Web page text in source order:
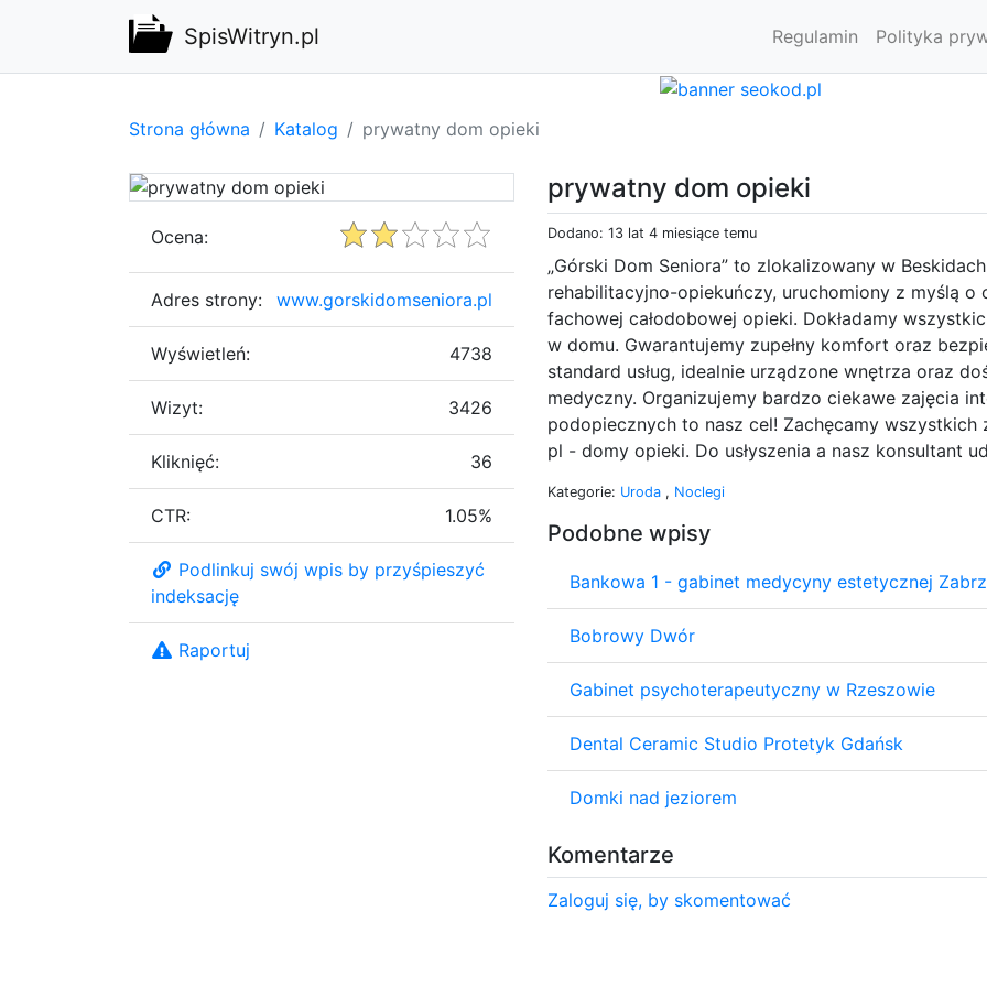
SpisWitryn.pl Regulamin Polityka
Strona główna Katalog prywatny dom opieki
prywatny dom opieki
Dodano: 13 lat 4 miesiące temu
„Górski Dom Seniora” to zlokalizowany w
rehabilitacyjno-opiekuńczy, uruchomiony z myślą
fachowej całodobowej opieki. Dokładamy
w domu. Gwarantujemy zupełny komfort oraz
standard usług, idealnie urządzone wnętrza oraz
medyczny. Organizujemy bardzo ciekawe zajęcia
podopiecznych to nasz cel! Zachęcamy
pl - domy opieki. Do usłyszenia a nasz konsultant
Kategorie: Uroda , Noclegi
Podobne wpisy
Bankowa 1 - gabinet medycyny estetycznej
Bobrowy Dwór
Gabinet psychoterapeutyczny w Rzeszowie
Dental Ceramic Studio Protetyk Gdańsk
Domki nad jeziorem
Komentarze
Zaloguj się, by skomentować
Ocena:
Adres strony: www.gorskidomseniora.pl
Wyświetleń: 4738
Wizyt: 3426
Kliknięć: 36
CTR: 1.05%
Podlinkuj swój wpis by przyśpieszyć
indeksację
Raportuj